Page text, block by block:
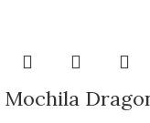
Mochila